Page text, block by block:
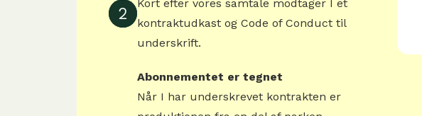
2
Kort efter vores samtale modtager I et
kontraktudkast og Code of Conduct til
underskrift.
Abonnementet er tegnet
Når I har underskrevet kontrakten er